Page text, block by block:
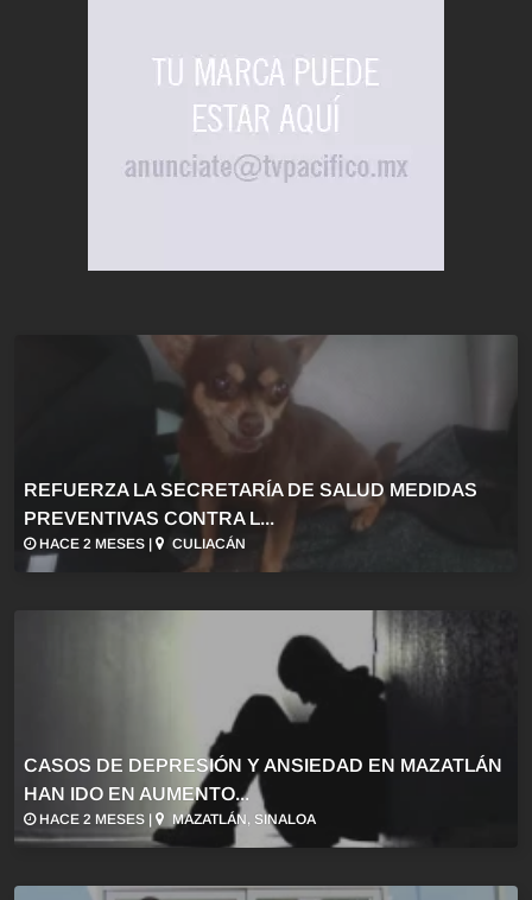
REFUERZA LA SECRETARÍA DE SALUD MEDIDAS
PREVENTIVAS CONTRA L...
HACE 2 MESES | CULIACÁN
CASOS DE DEPRESIÓN Y ANSIEDAD EN MAZATLÁN
HAN IDO EN AUMENTO...
HACE 2 MESES | MAZATLÁN, SINALOA